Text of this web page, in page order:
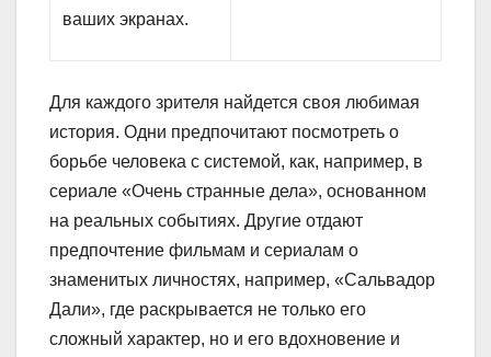
ваших экранах.
Для каждого зрителя найдется своя любимая
история. Одни предпочитают посмотреть о
борьбе человека с системой, как, например, в
сериале «Очень странные дела», основанном
на реальных событиях. Другие отдают
предпочтение фильмам и сериалам о
знаменитых личностях, например, «Сальвадор
Дали», где раскрывается не только его
сложный характер, но и его вдохновение и